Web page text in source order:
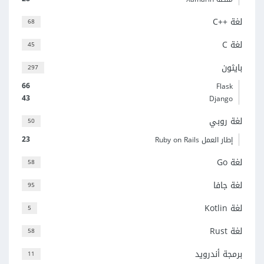
68 لغة C++‎
45 لغة C
297 بايثون
66
Flask
43
Django
50 لغة روبي
23 إطار العمل Ruby on Rails
58 لغة Go
95 لغة جافا
5 لغة Kotlin
58 لغة Rust
11 برمجة أندرويد